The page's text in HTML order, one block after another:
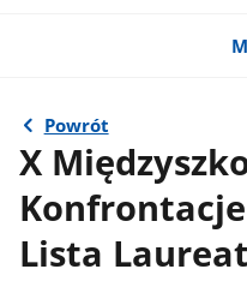
Powrót
X
Lista